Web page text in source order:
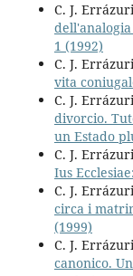
C. J.
1 (1992)
C. J.
vita
C. J.
divorcio.
un Estado
C. J.
Ius
C. J.
circa i
(1999)
C. J.
canonico.